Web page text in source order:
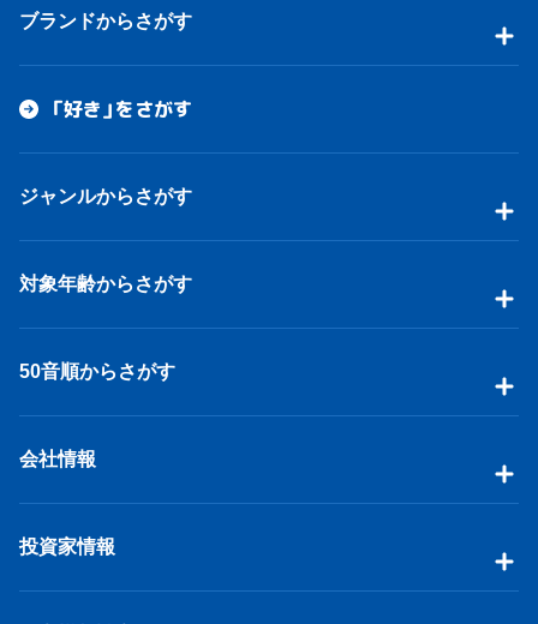
ブランドからさがす
「好き」をさがす
ジャンルからさがす
対象年齢からさがす
50音順からさがす
会社情報
投資家情報